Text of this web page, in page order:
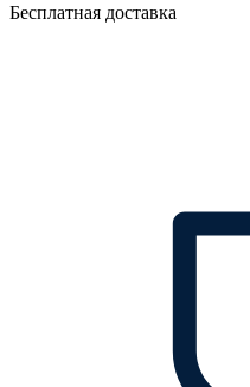
Бесплатная доставка